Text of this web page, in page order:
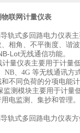
联网计量仪表
轨式多回路电力仪表
相角、不平衡度、谐
Lot无线通信功能。
计量仪表主要用于计量
NB、4G 等无线通讯
不同负荷的分项电能
监测模块主要用于计量
电监测、集抄和管理
轨式多回路电力仪表